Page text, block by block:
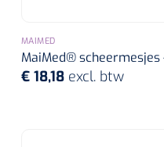
MAIMED
MaiMed® scheermesjes
€ 18,18 excl. btw